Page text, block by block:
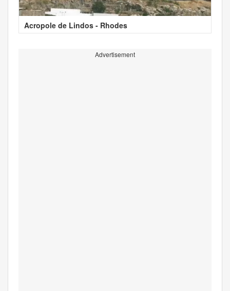
Acropole de Lindos - Rhodes
Advertisement